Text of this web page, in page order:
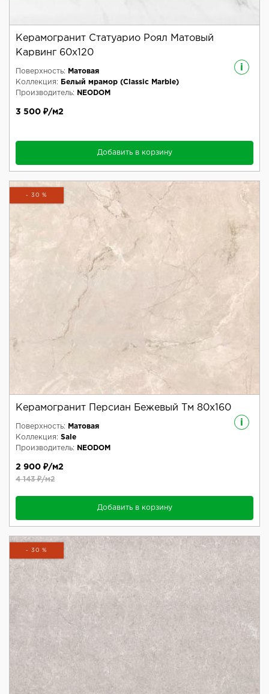
Керамогранит Статуарио Роял Матовый
Карвинг 60x120
i
Поверхность:
Матовая
Коллекция:
Белый мрамор (Classic Marble)
Производитель:
NEODOM
3 500 ₽/м2
Добавить в корзину
- 30 %
Керамогранит Персиан Бежевый Тм 80x160
i
Поверхность:
Матовая
Коллекция: Sale
Производитель:
NEODOM
2 900 ₽/м2
4 143 ₽/м2
Добавить в корзину
- 30 %